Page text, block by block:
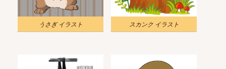
うさぎ イラスト スカンク イラスト